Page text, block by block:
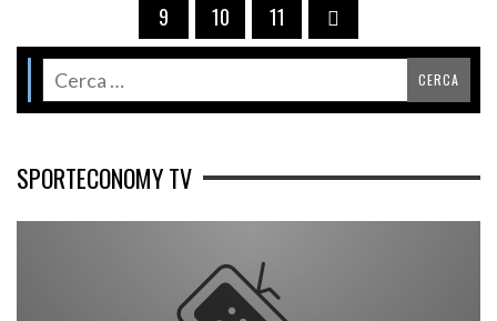
9
10 11
SPORTECONOMY TV